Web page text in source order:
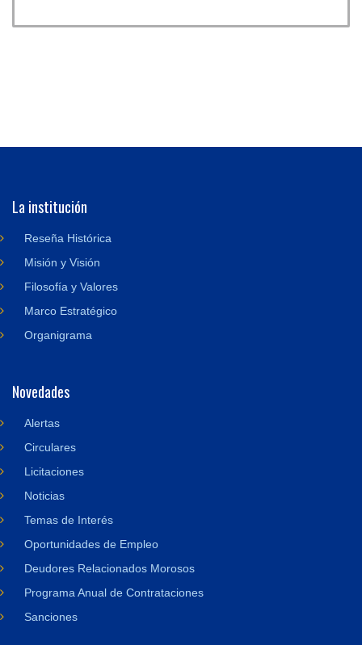
La institución
Reseña Histórica
Misión y Visión
Filosofía y Valores
Marco Estratégico
Organigrama
Novedades
Alertas
Circulares
Licitaciones
Noticias
Temas de Interés
Oportunidades de Empleo
Deudores Relacionados Morosos
Programa Anual de Contrataciones
Sanciones